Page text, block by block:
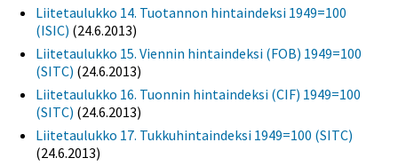
Liitetaulukko 14. Tuotannon hintaindeksi 1949=100
(ISIC) (24.6.2013)
Liitetaulukko 15. Viennin hintaindeksi (FOB) 1949=100
(SITC) (24.6.2013)
Liitetaulukko 16. Tuonnin hintaindeksi (CIF) 1949=100
(SITC) (24.6.2013)
Liitetaulukko 17. Tukkuhintaindeksi 1949=100 (SITC)
(24.6.2013)